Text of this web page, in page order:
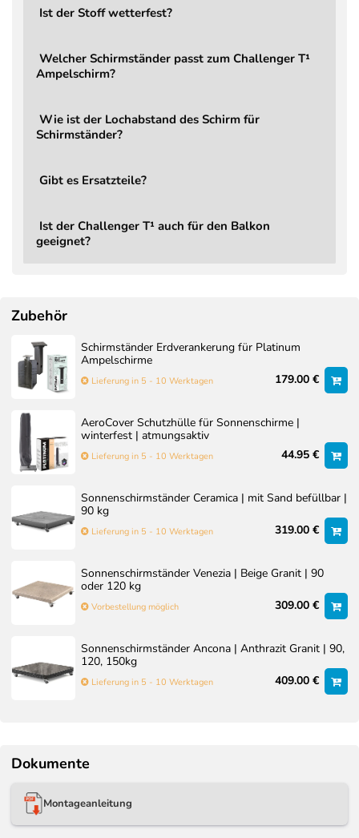
Kippbar
Kraftaufwand
Leichtgängige,
Gewicht Schirm
24 kg
LED
Lieferumfang
Schirmständer
Ist der Stoff wetterfest?
Welcher Schirmständer passt zum Challenger T¹
Ampelschirm?
Wie ist der Lochabstand des Schirm für
Schirmständer?
Gibt es Ersatzteile?
Ist der Challenger T¹ auch für den Balkon
geeignet?
Zubehör
Schirmständer Erdverankerung für Platinum
Ampelschirme
Lieferung in 5 - 10 Werktagen 179.00 €
AeroCover Schutzhülle für Sonnenschirme |
winterfest | atmungsaktiv
Lieferung in 5 - 10 Werktagen 44.95 €
Sonnenschirmständer Ceramica | mit Sand befüllbar |
90 kg
Lieferung in 5 - 10 Werktagen 319.00 €
Sonnenschirmständer Venezia | Beige Granit | 90
oder 120 kg
Vorbestellung möglich 309.00 €
Sonnenschirmständer Ancona | Anthrazit Granit | 90,
120, 150kg
Lieferung in 5 - 10 Werktagen 409.00 €
Dokumente
Montageanleitung